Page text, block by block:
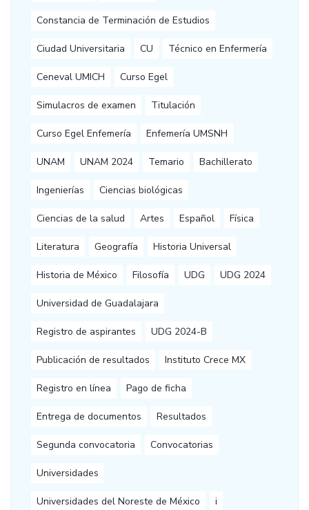
Constancia de Terminación de Estudios
Ciudad Universitaria CU Técnico en Enfermería
Ceneval UMICH Curso Egel
Simulacros de examen Titulación
Curso Egel Enfemería Enfemería UMSNH
UNAM UNAM 2024 Temario Bachillerato
Ingenierías Ciencias biológicas
Ciencias de la salud Artes Español Física
Literatura Geografía Historia Universal
Historia de México Filosofía UDG UDG 2024
Universidad de Guadalajara
Registro de aspirantes UDG 2024-B
Publicación de resultados Instituto Crece MX
Registro en línea Pago de ficha
Entrega de documentos Resultados
Segunda convocatoria Convocatorias
Universidades
Universidades del Noreste de México i